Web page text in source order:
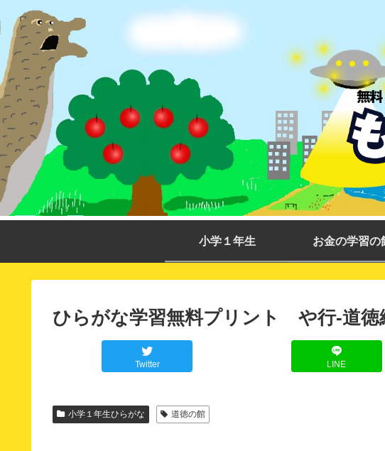
小学１年生 お金の学習の
ひらがな学習無料プリント や行-道徳
Twitter LINE
小学１年生ひらがな 道徳の館